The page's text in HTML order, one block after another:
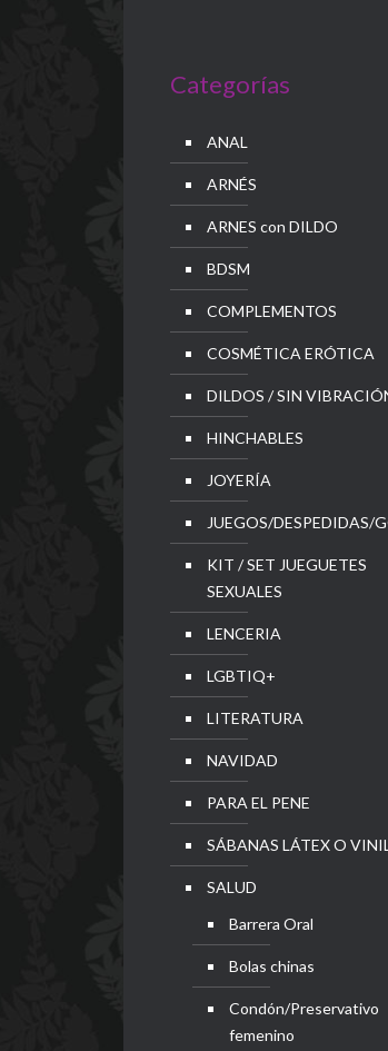
Categorías
ANAL
ARNÉS
ARNES con DILDO
BDSM
COMPLEMENTOS
COSMÉTICA ERÓTICA
DILDOS / SIN
HINCHABLES
JOYERÍA
JUEGOS/DESPEDIDAS/
KIT / SET JUEGUETES
SEXUALES
LENCERIA
LGBTIQ+
LITERATURA
NAVIDAD
PARA EL PENE
SÁBANAS LÁTEX O
SALUD
Barrera Oral
Bolas chinas
Condón/Preservativo
femenino